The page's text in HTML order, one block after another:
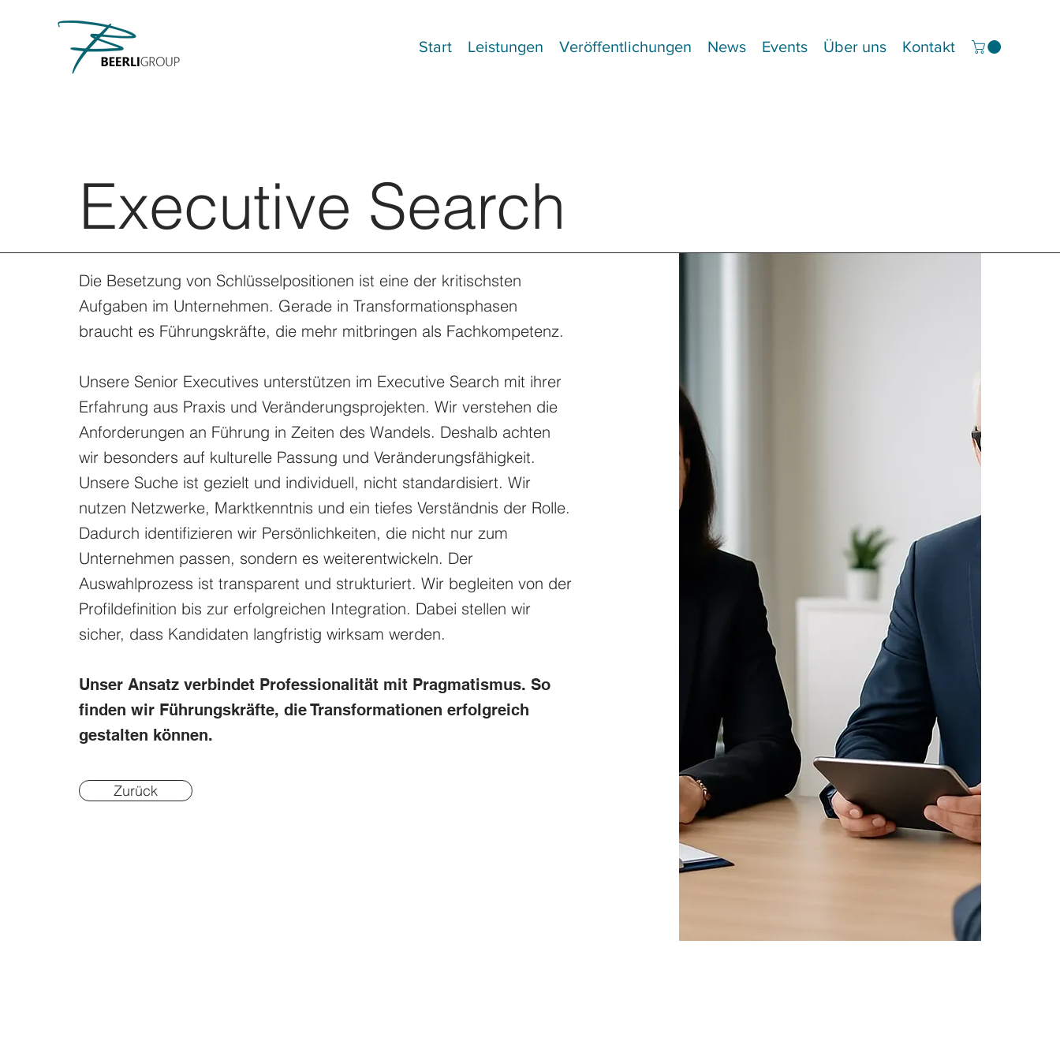
Start Leistungen Veröffentlichungen News Events Über uns Kontakt
Executive Search
Die Besetzung von Schlüsselpositionen ist eine der kritischsten
Aufgaben im Unternehmen. Gerade in Transformationsphasen
braucht es Führungskräfte, die mehr mitbringen als Fachkompetenz.
Unsere Senior Executives unterstützen im Executive Search mit ihrer
Erfahrung aus Praxis und Veränderungsprojekten. Wir verstehen die
Anforderungen an Führung in Zeiten des Wandels. Deshalb achten
wir besonders auf kulturelle Passung und Veränderungsfähigkeit.
Unsere Suche ist gezielt und individuell, nicht standardisiert. Wir
nutzen Netzwerke, Marktkenntnis und ein tiefes Verständnis der Rolle.
Dadurch identifizieren wir Persönlichkeiten, die nicht nur zum
Unternehmen passen, sondern es weiterentwickeln. Der
Auswahlprozess ist transparent und strukturiert. Wir begleiten von der
Profildefinition bis zur erfolgreichen Integration. Dabei stellen wir
sicher, dass Kandidaten langfristig wirksam werden.
Unser Ansatz verbindet Professionalität mit Pragmatismus. So
finden wir Führungskräfte, die Transformationen erfolgreich
gestalten können.
Zurück